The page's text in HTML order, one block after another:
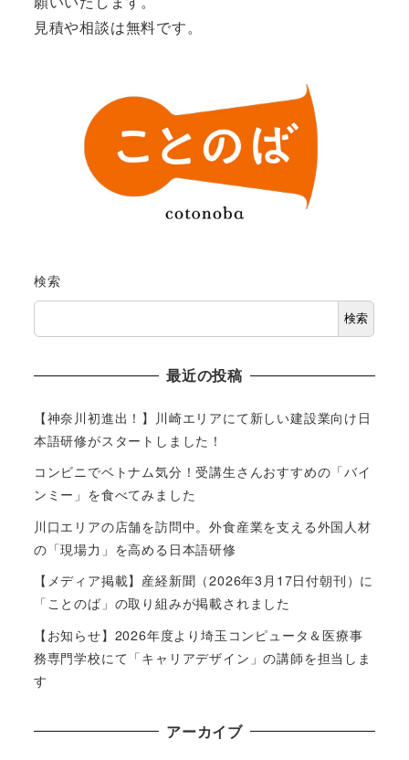
見積や相談は無料です。
検索
検索
最近の投稿
【神奈川初進出！】川崎エリアにて新しい建設業向け日
本語研修がスタートしました！
コンビニでベトナム気分！受講生さんおすすめの「バイ
ンミー」を食べてみました
川口エリアの店舗を訪問中。外食産業を支える外国人材
の「現場力」を高める日本語研修
【メディア掲載】産経新聞（2026年3月17日付朝刊）に
「ことのば」の取り組みが掲載されました
【お知らせ】2026年度より埼玉コンピュータ＆医療事
務専門学校にて「キャリアデザイン」の講師を担当しま
す
アーカイブ